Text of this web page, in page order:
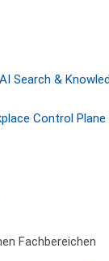
Search &
Control
Fachbereichen